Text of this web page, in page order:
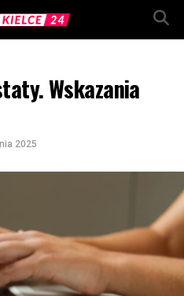
Wskazania
2025